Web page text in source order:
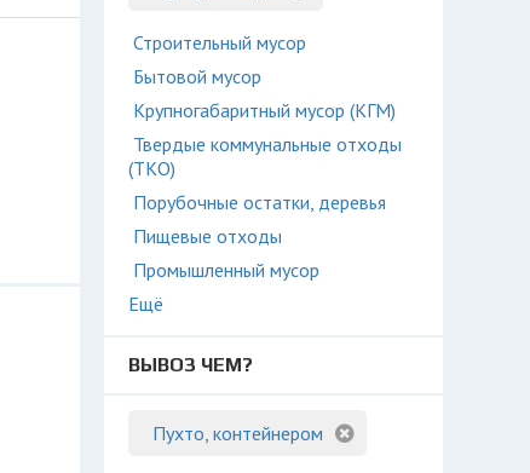
Строительный мусор
Бытовой мусор
Крупногабаритный мусор (КГМ)
Твердые коммунальные отходы
(ТКО)
Порубочные остатки, деревья
Пищевые отходы
Промышленный мусор
Ещё
ВЫВОЗ ЧЕМ?
Пухто, контейнером